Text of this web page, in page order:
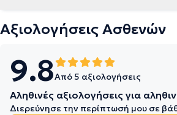
Αξιολογήσεις Ασθενών
9.8Από 5 αξιολογήσεις
Αληθινές αξιολογήσεις για
Διερεύνησε την περίπτωσή μου σε